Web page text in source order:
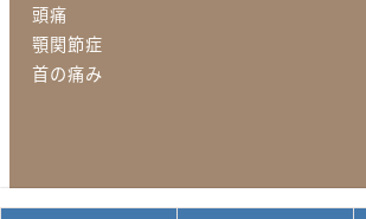
頭痛
顎関節症
首の痛み